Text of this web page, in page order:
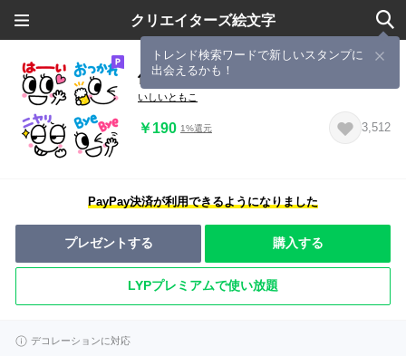
クリエイターズ絵文字
トレンド検索ワードで新しいスタンプに
出会えるかも！
使いやすい♡大人の毎日使える絵文字
いしいともこ
￥190 1%還元 3,512
PayPay決済が利用できるようになりました
プレゼントする 購入する
LYPプレミアムで使い放題
デコレーションに対応